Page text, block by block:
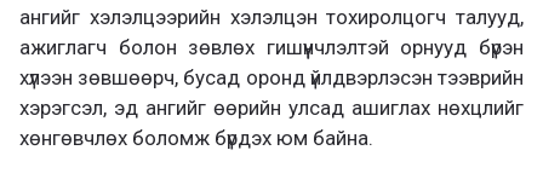
ангийг хэлэлцээрийн хэлэлцэн тохиролцогч талууд,
ажиглагч болон зөвлөх гишүүнчлэлтэй орнууд бүрэн
хүлээн зөвшөөрч, бусад оронд үйлдвэрлэсэн тээврийн
хэрэгсэл, эд ангийг өөрийн улсад ашиглах нөхцлийг
хөнгөвчлөх боломж бүрдэх юм байна.